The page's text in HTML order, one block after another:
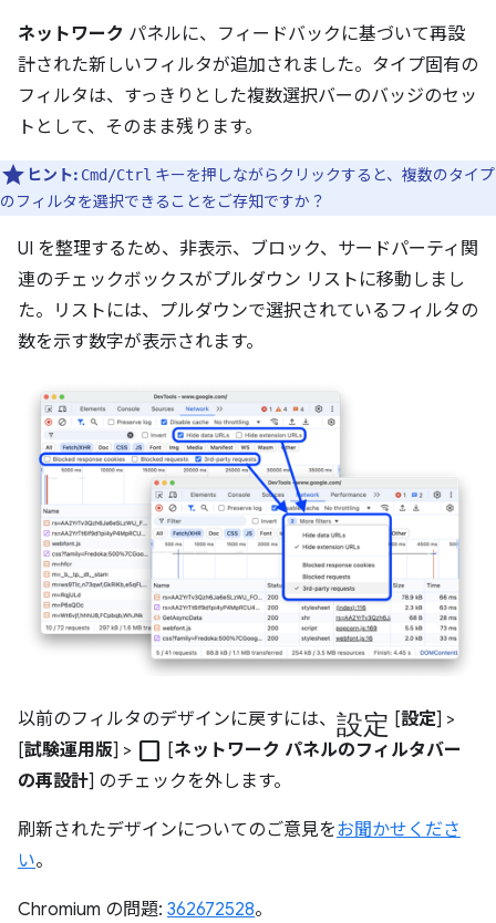
ネットワーク パネルに、フィードバックに基づいて再設
計された新しいフィルタが追加されました。タイプ固有の
フィルタは、すっきりとした複数選択バーのバッジのセッ
トとして、そのまま残ります。
ヒント: Cmd/Ctrl キーを押しながらクリックすると、複数のタイプ
のフィルタを選択できることをご存知ですか？
UI を整理するため、非表示、ブロック、サードパーティ関
連のチェックボックスがプルダウン リストに移動しまし
た。リストには、プルダウンで選択されているフィルタの
数を示す数字が表示されます。
以前のフィルタのデザインに戻すには、 設定 [設定] >
[試験運用版] > check_box_outline_blank [ネットワーク パネルのフィルタバー
の再設計] のチェックを外します。
刷新されたデザインについてのご意見をお聞かせくださ
い。
Chromium の問題: 362672528。